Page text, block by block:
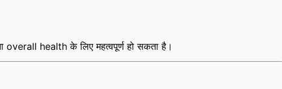
health के लिए महत्वपूर्ण हो सकता है।